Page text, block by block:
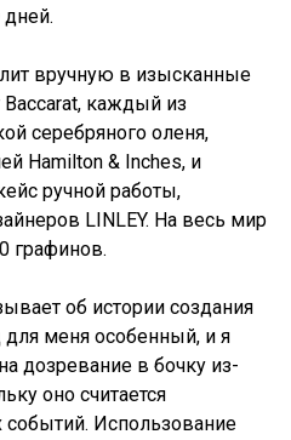
вручную в изысканные
каждый из
серебряного оленя,
Hamilton & Inches, и
ручной работы,
LINLEY. На весь мир
графинов.
об истории создания
для меня особенный, и я
дозревание в бочку из-
оно считается
Использование